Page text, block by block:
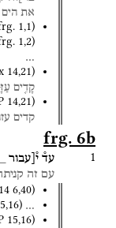
את הים
1,1)
1,2)
…
14,21)
קָדִ֤ים
14,21)
קדים
frg. 6b
1 עד֯ י֯[עבור
עם זה
6,40)
…
,16)
15,16)